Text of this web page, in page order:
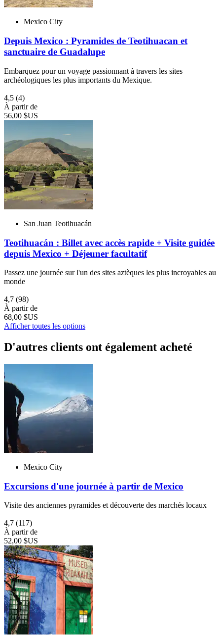
Mexico City
Depuis Mexico : Pyramides de Teotihuacan et
sanctuaire de Guadalupe
Embarquez pour un voyage passionnant à travers les sites
archéologiques les plus importants du Mexique.
4,5 (4)
À partir de
56,00 $US
San Juan Teotihuacán
Teotihuacán : Billet avec accès rapide + Visite guidée
depuis Mexico + Déjeuner facultatif
Passez une journée sur l'un des sites aztèques les plus incroyables au
monde
4,7 (98)
À partir de
68,00 $US
Afficher toutes les options
D'autres clients ont également acheté
Mexico City
Excursions d'une journée à partir de Mexico
Visite des anciennes pyramides et découverte des marchés locaux
4,7 (117)
À partir de
52,00 $US